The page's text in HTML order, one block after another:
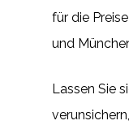
für die
und
Lassen Sie